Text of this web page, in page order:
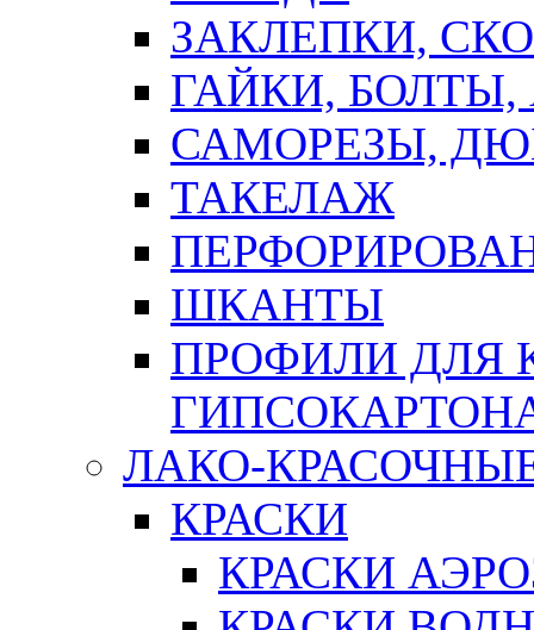
ЗАКЛЕПКИ,
ГАЙКИ,
САМОРЕЗЫ,
ТАКЕЛАЖ
ШКАНТЫ
ПРОФИЛИ ДЛЯ
ЛАКО-
КРАСКИ
КРАСКИ